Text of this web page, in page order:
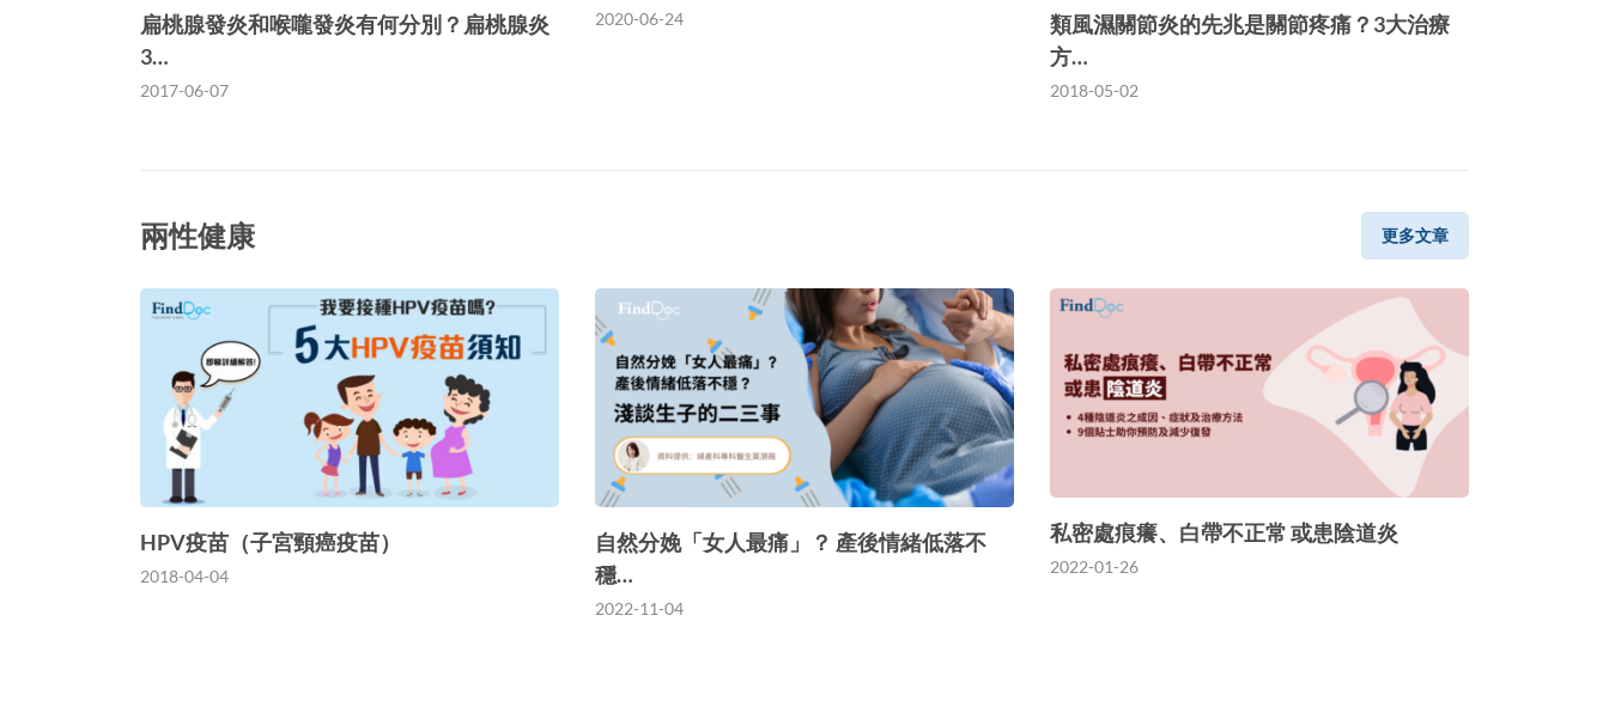
扁桃腺發炎和喉嚨發炎有何分別？扁桃腺炎
3…
2017-06-07
2020-06-24
類風濕關節炎的先兆是關節疼痛？3大治療
方…
2018-05-02
兩性健康 更多文章
HPV疫苗（子宮頸癌疫苗）
2018-04-04
自然分娩「女人最痛」？ 產後情緒低落不
穩…
2022-11-04
私密處痕癢、白帶不正常 或患陰道炎
2022-01-26